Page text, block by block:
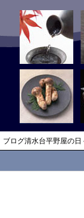
ブログ清水台平野屋の日